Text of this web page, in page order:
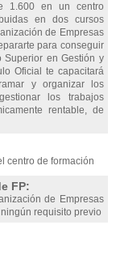
1.600 en un centro
en dos cursos
de Empresas
para conseguir
Superior en Gestión y
Oficial te capacitará
y organizar los
los trabajos
rentable, de
centro de formación
FP:
de Empresas
requisito previo